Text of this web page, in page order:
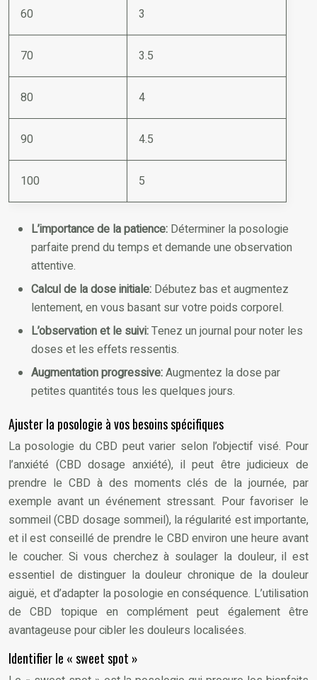
60 3
70 3.5
80 4
90 4.5
100 5
L’importance de la patience: Déterminer la posologie
parfaite prend du temps et demande une observation
attentive.
Calcul de la dose initiale: Débutez bas et augmentez
lentement, en vous basant sur votre poids corporel.
L’observation et le suivi:Tenez un journal pour noter les
doses et les effets ressentis.
Augmentation progressive:Augmentez la dose par
petites quantités tous les quelques jours.
Ajuster la posologie à vos besoins spécifiques
La posologie du CBD peut varier selon l’objectif visé. Pour
l’anxiété (CBD dosage anxiété), il peut être judicieux de
prendre le CBD à des moments clés de la journée, par
exemple avant un événement stressant. Pour favoriser le
sommeil (CBD dosage sommeil), la régularité est importante,
et il est conseillé de prendre le CBD environ une heure avant
le coucher. Si vous cherchez à soulager la douleur, il est
essentiel de distinguer la douleur chronique de la douleur
aiguë, et d’adapter la posologie en conséquence. L’utilisation
de CBD topique en complément peut également être
avantageuse pour cibler les douleurs localisées.
Identifier le « sweet spot »